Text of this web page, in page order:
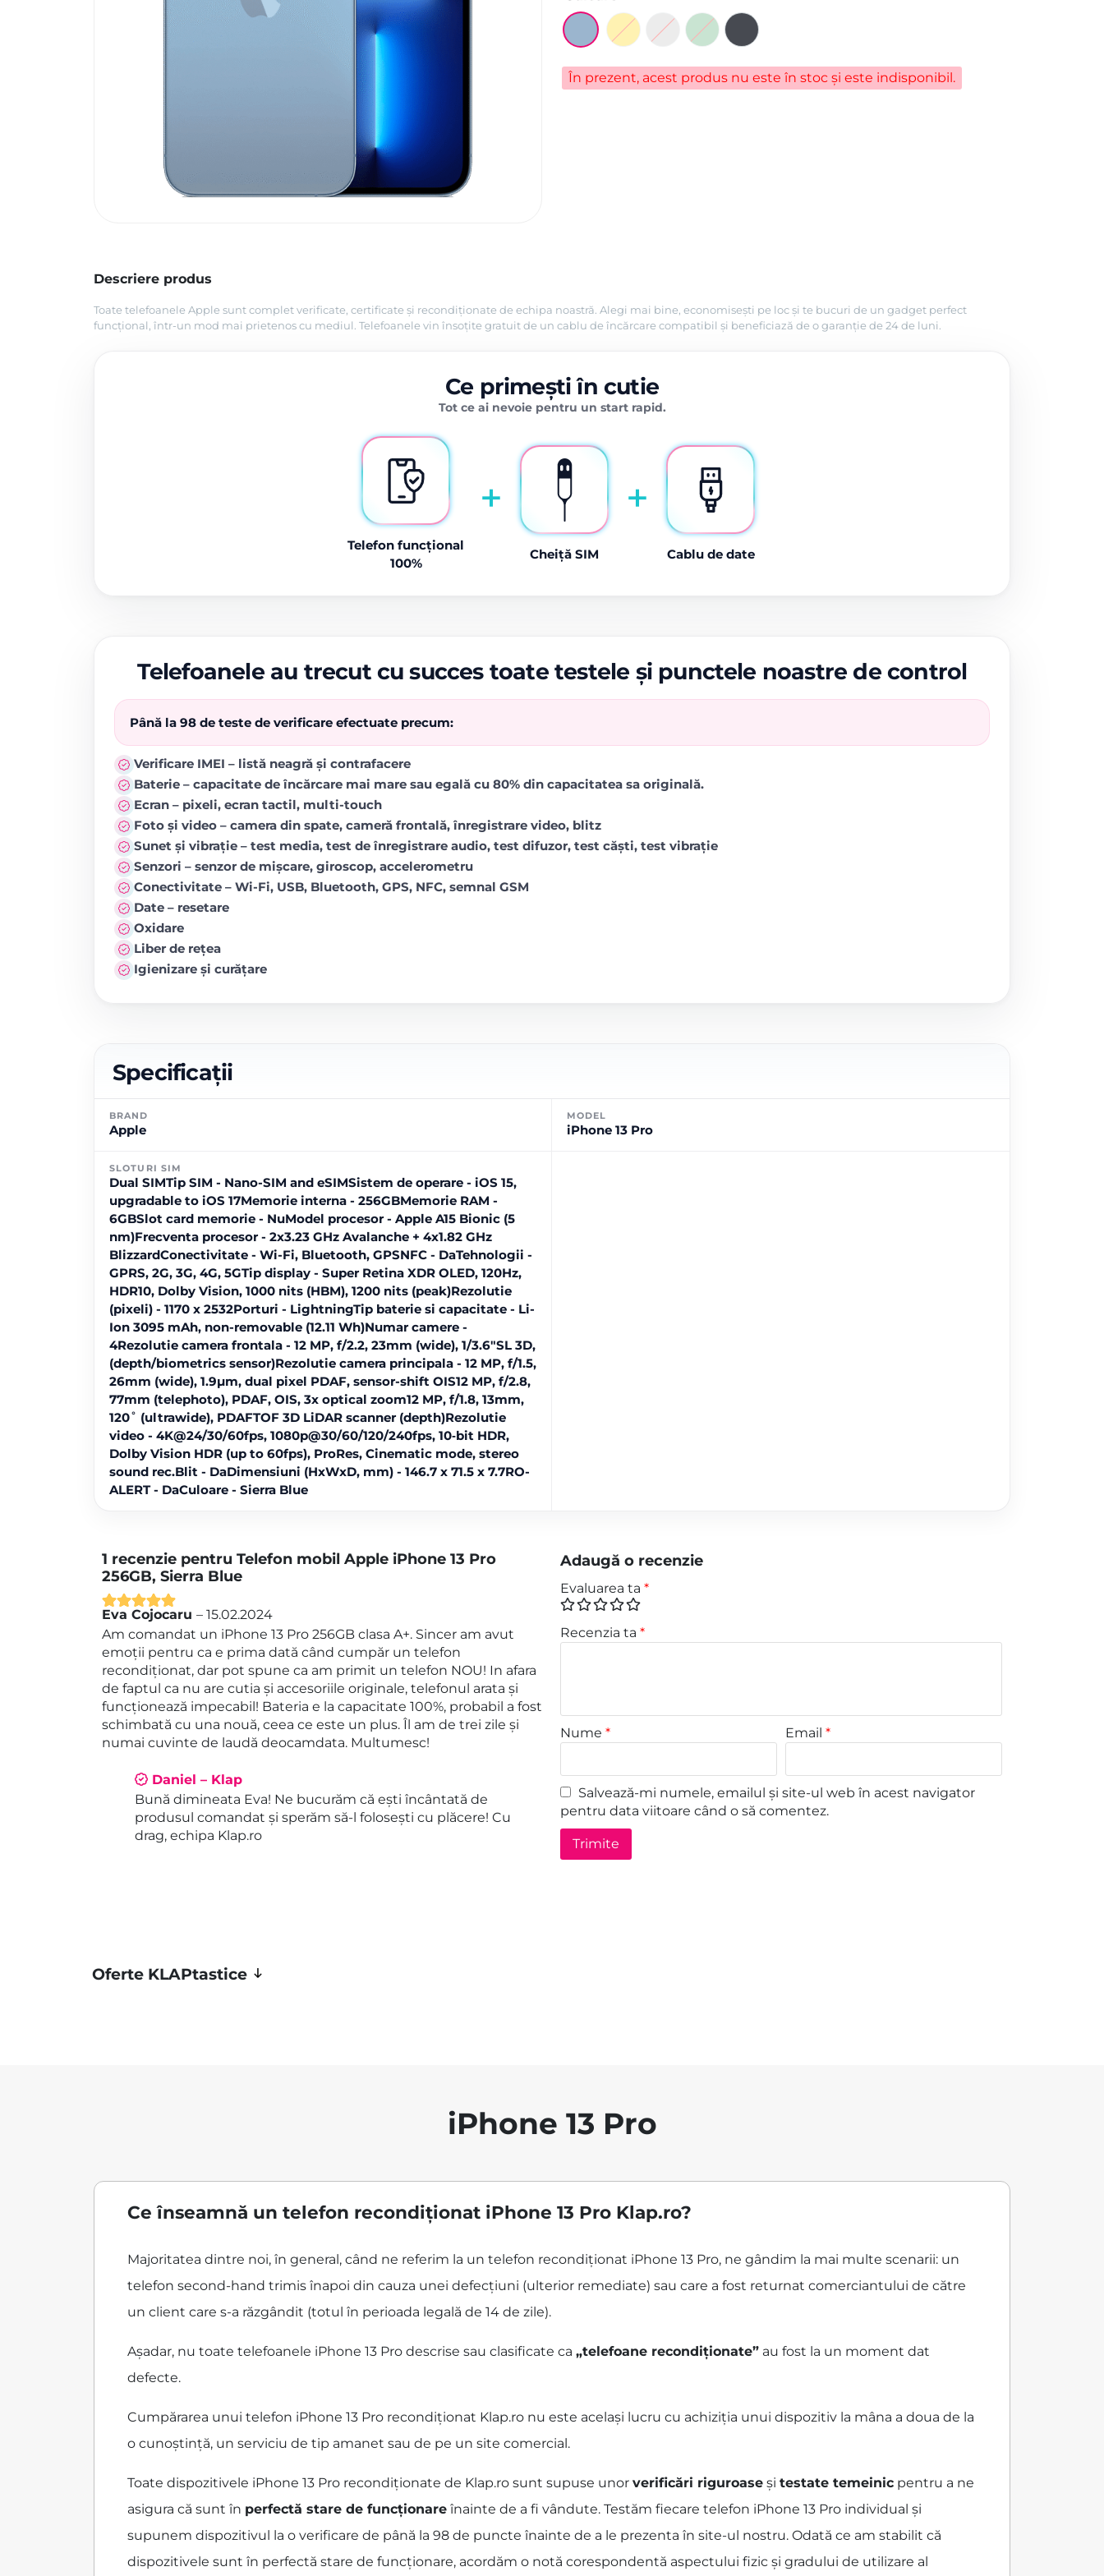
În prezent, acest produs nu este în stoc și este indisponibil.
Descriere produs
Toate telefoanele Apple sunt complet verificate, certificate și recondiționate de echipa noastră. Alegi mai bine, economisești pe loc și te bucuri de un gadget perfect
funcțional, într-un mod mai prietenos cu mediul. Telefoanele vin însoțite gratuit de un cablu de încărcare compatibil și beneficiază de o garanție de 24 de luni.
Ce primești în cutie
Tot ce ai nevoie pentru un start rapid.
Telefon funcțional
100%
+
Cheiță SIM
+
Cablu de date
Telefoanele au trecut cu succes toate testele și punctele noastre de control
Până la 98 de teste de verificare efectuate precum:
Verificare IMEI – listă neagră și contrafacere
Baterie – capacitate de încărcare mai mare sau egală cu 80% din capacitatea sa originală.
Ecran – pixeli, ecran tactil, multi-touch
Foto și video – camera din spate, cameră frontală, înregistrare video, blitz
Sunet și vibrație – test media, test de înregistrare audio, test difuzor, test căști, test vibrație
Senzori – senzor de mișcare, giroscop, accelerometru
Conectivitate – Wi-Fi, USB, Bluetooth, GPS, NFC, semnal GSM
Date – resetare
Oxidare
Liber de rețea
Igienizare și curățare
Specificații
BRAND
Apple
MODEL
iPhone 13 Pro
SLOTURI SIM
Dual SIMTip SIM - Nano-SIM and eSIMSistem de operare - iOS 15,
upgradable to iOS 17Memorie interna - 256GBMemorie RAM -
6GBSlot card memorie - NuModel procesor - Apple A15 Bionic (5
nm)Frecventa procesor - 2x3.23 GHz Avalanche + 4x1.82 GHz
BlizzardConectivitate - Wi-Fi, Bluetooth, GPSNFC - DaTehnologii -
GPRS, 2G, 3G, 4G, 5GTip display - Super Retina XDR OLED, 120Hz,
HDR10, Dolby Vision, 1000 nits (HBM), 1200 nits (peak)Rezolutie
(pixeli) - 1170 x 2532Porturi - LightningTip baterie si capacitate - Li-
Ion 3095 mAh, non-removable (12.11 Wh)Numar camere -
4Rezolutie camera frontala - 12 MP, f/2.2, 23mm (wide), 1/3.6"SL 3D,
(depth/biometrics sensor)Rezolutie camera principala - 12 MP, f/1.5,
26mm (wide), 1.9µm, dual pixel PDAF, sensor-shift OIS12 MP, f/2.8,
77mm (telephoto), PDAF, OIS, 3x optical zoom12 MP, f/1.8, 13mm,
120˚ (ultrawide), PDAFTOF 3D LiDAR scanner (depth)Rezolutie
video - 4K@24/30/60fps, 1080p@30/60/120/240fps, 10‑bit HDR,
Dolby Vision HDR (up to 60fps), ProRes, Cinematic mode, stereo
sound rec.Blit - DaDimensiuni (HxWxD, mm) - 146.7 x 71.5 x 7.7RO-
ALERT - DaCuloare - Sierra Blue
1 recenzie pentru Telefon mobil Apple iPhone 13 Pro
256GB, Sierra Blue
Evaluat la5
din 5
Eva Cojocaru – 15.02.2024
Am comandat un iPhone 13 Pro 256GB clasa A+. Sincer am avut
emoții pentru ca e prima dată când cumpăr un telefon
recondiționat, dar pot spune ca am primit un telefon NOU! In afara
de faptul ca nu are cutia și accesoriile originale, telefonul arata și
funcționează impecabil! Bateria e la capacitate 100%, probabil a fost
schimbată cu una nouă, ceea ce este un plus. Îl am de trei zile și
numai cuvinte de laudă deocamdata. Multumesc!
Daniel – Klap
Bună dimineata Eva! Ne bucurăm că ești încântată de
produsul comandat și sperăm să-l folosești cu plăcere! Cu
drag, echipa Klap.ro
Adaugă o recenzie
Evaluarea ta *
Recenzia ta *
Nume * Email*
Salvează-mi numele, emailul și site-ul web în acest navigator
pentru data viitoare când o să comentez.
Oferte KLAPtastice
iPhone 13 Pro
Ce înseamnă un telefon recondiționat iPhone 13 Pro Klap.ro?
Majoritatea dintre noi, în general, când ne referim la un telefon recondiționat iPhone 13 Pro, ne gândim la mai multe scenarii: un
telefon second-hand trimis înapoi din cauza unei defecțiuni (ulterior remediate) sau care a fost returnat comerciantului de către
un client care s-a răzgândit (totul în perioada legală de 14 de zile).
Așadar, nu toate telefoanele iPhone 13 Pro descrise sau clasificate ca „telefoane recondiționate” au fost la un moment dat
defecte.
Cumpărarea unui telefon iPhone 13 Pro recondiționat Klap.ro nu este același lucru cu achiziția unui dispozitiv la mâna a doua de la
o cunoștință, un serviciu de tip amanet sau de pe un site comercial.
Toate dispozitivele iPhone 13 Pro recondiționate de Klap.ro sunt supuse unor verificări riguroase și testate temeinic pentru a ne
asigura că sunt în perfectă stare de funcționare înainte de a fi vândute. Testăm fiecare telefon iPhone 13 Pro individual și
supunem dispozitivul la o verificare de până la 98 de puncte înainte de a le prezenta în site-ul nostru. Odată ce am stabilit că
dispozitivele sunt în perfectă stare de funcționare, acordăm o notă corespondentă aspectului fizic și gradului de utilizare al